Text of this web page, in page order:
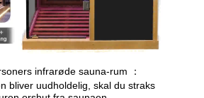
infrarøde sauna-rum ：
bliver uudholdelig, skal du straks